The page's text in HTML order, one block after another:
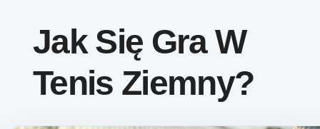
Jak Się Gra W
Tenis Ziemny?